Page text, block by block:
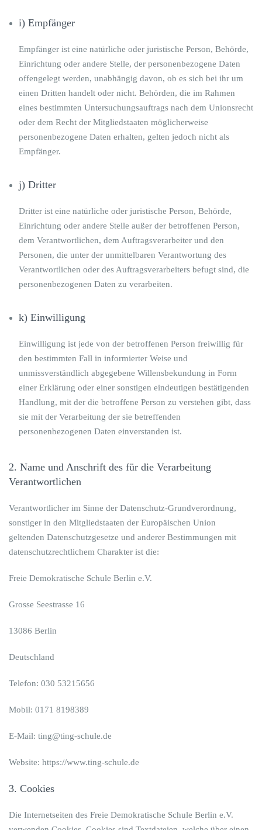
i) Empfänger
Empfänger ist eine natürliche oder juristische Person, Behörde,
Einrichtung oder andere Stelle, der personenbezogene Daten
offengelegt werden, unabhängig davon, ob es sich bei ihr um
einen Dritten handelt oder nicht. Behörden, die im Rahmen
eines bestimmten Untersuchungsauftrags nach dem Unionsrecht
oder dem Recht der Mitgliedstaaten möglicherweise
personenbezogene Daten erhalten, gelten jedoch nicht als
Empfänger.
j) Dritter
Dritter ist eine natürliche oder juristische Person, Behörde,
Einrichtung oder andere Stelle außer der betroffenen Person,
dem Verantwortlichen, dem Auftragsverarbeiter und den
Personen, die unter der unmittelbaren Verantwortung des
Verantwortlichen oder des Auftragsverarbeiters befugt sind, die
personenbezogenen Daten zu verarbeiten.
k) Einwilligung
Einwilligung ist jede von der betroffenen Person freiwillig für
den bestimmten Fall in informierter Weise und
unmissverständlich abgegebene Willensbekundung in Form
einer Erklärung oder einer sonstigen eindeutigen bestätigenden
Handlung, mit der die betroffene Person zu verstehen gibt, dass
sie mit der Verarbeitung der sie betreffenden
personenbezogenen Daten einverstanden ist.
2. Name und Anschrift des für die Verarbeitung
Verantwortlichen
Verantwortlicher im Sinne der Datenschutz-Grundverordnung,
sonstiger in den Mitgliedstaaten der Europäischen Union
geltenden Datenschutzgesetze und anderer Bestimmungen mit
datenschutzrechtlichem Charakter ist die:
Freie Demokratische Schule Berlin e.V.
Grosse Seestrasse 16
13086 Berlin
Deutschland
Telefon: 030 53215656
Mobil: 0171 8198389
E-Mail: ting@ting-schule.de
Website: https://www.ting-schule.de
3. Cookies
Die Internetseiten des Freie Demokratische Schule Berlin e.V.